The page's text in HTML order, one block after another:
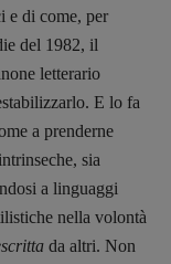
e di come, per
del 1982, il
letterario
E lo fa
a prenderne
sia
a linguaggi
nella volontà
da altri. Non